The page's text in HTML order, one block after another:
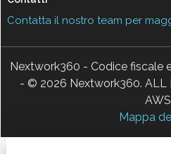
Contatta il nostro team per
Nextwork360 - Codice fiscale
- © 2026 Nextwork360. ALL
AWS
Mappa